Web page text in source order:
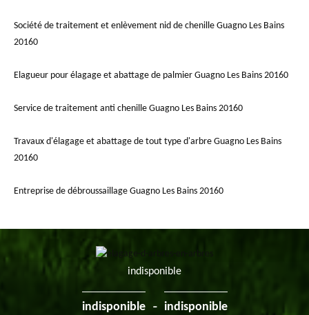
Société de traitement et enlèvement nid de chenille Guagno Les Bains
20160
Elagueur pour élagage et abattage de palmier Guagno Les Bains 20160
Service de traitement anti chenille Guagno Les Bains 20160
Travaux d'élagage et abattage de tout type d'arbre Guagno Les Bains
20160
Entreprise de débroussaillage Guagno Les Bains 20160
indisponible
indisponible - indisponible